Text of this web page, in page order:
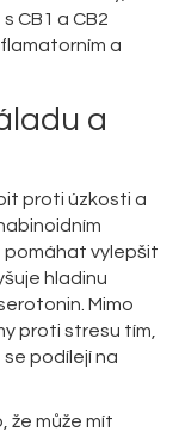
CB1 a CB2
a
a
proti úzkosti a
pomáhat vylepšit
hladinu
Mimo
proti stresu tím,
podílejí na
že může mít